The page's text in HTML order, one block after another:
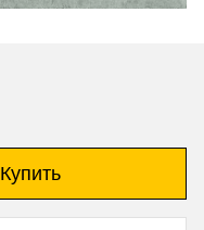
Купить